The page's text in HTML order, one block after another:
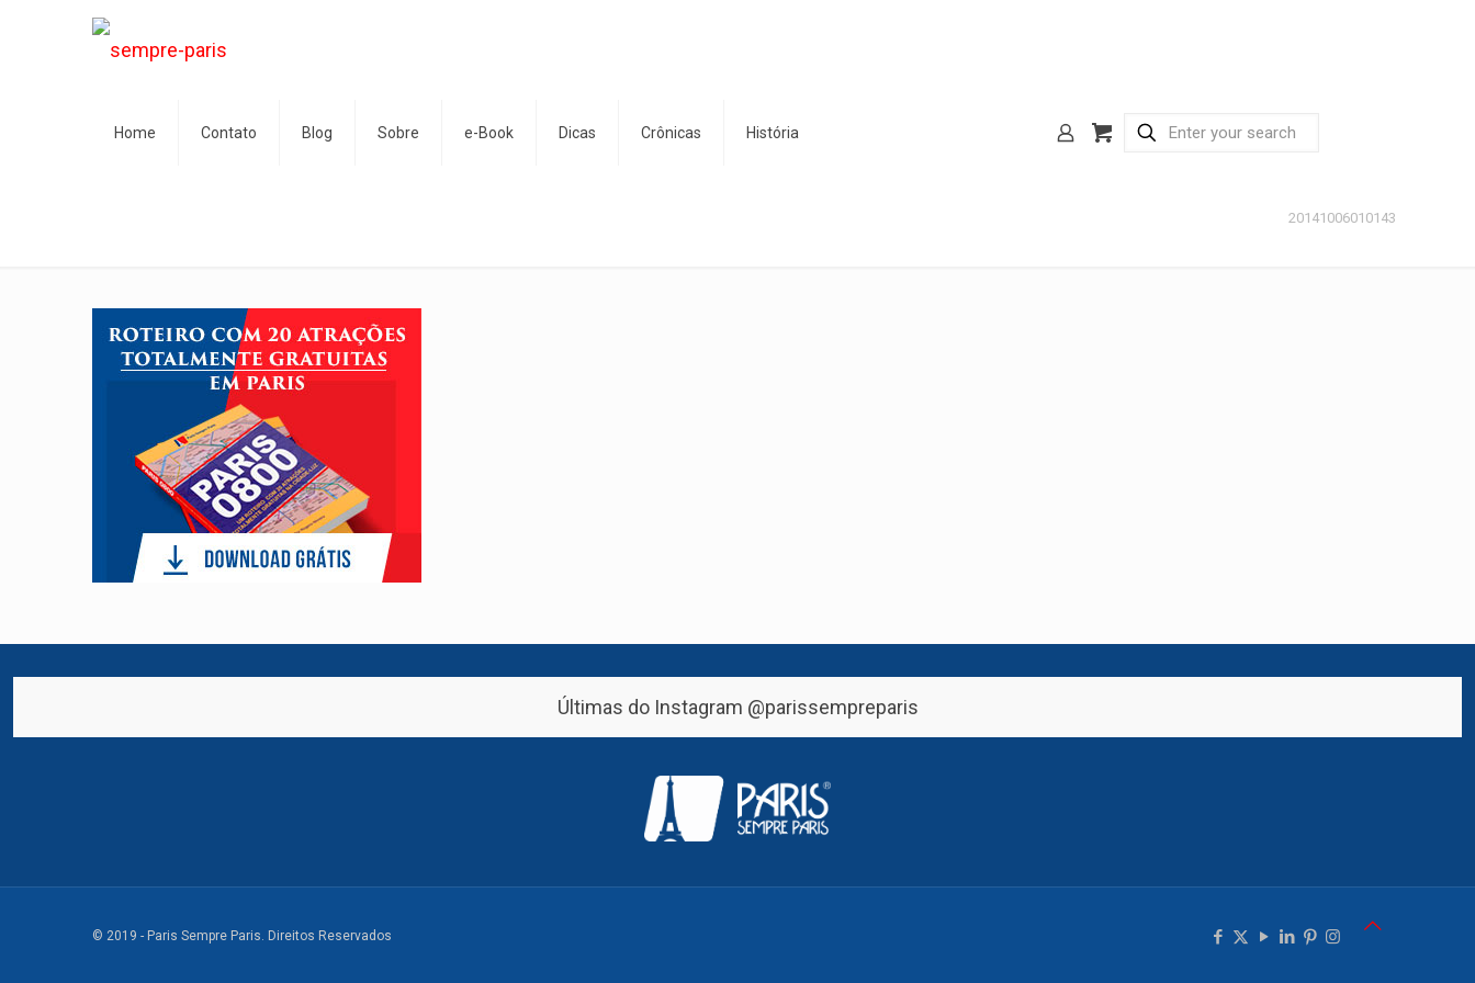
Home Contato Blog Sobre e-Book Dicas Crônicas História
20141006010143
Últimas do Instagram @parissempreparis
© 2019 - Paris Sempre Paris. Direitos Reservados